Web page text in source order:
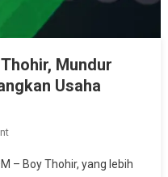
Mundur
Usaha
On
Strategis
– Boy Thohir, yang lebih